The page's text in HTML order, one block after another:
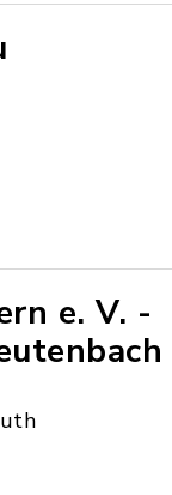
e. V. -